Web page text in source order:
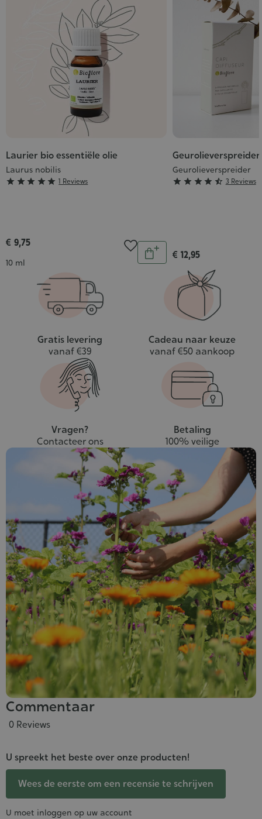
Laurier bio essentiële olie
Laurus nobilis
Grade
     1 Reviews
€ 9,75
Inhoud
10 ml
Aantal
In
winkelwagen
Geurolieverspreider
Geurolieverspreider
Grade
     3 Reviews
€ 12,95
Gratis levering
vanaf €39
Cadeau naar keuze
vanaf €50 aankoop
Vragen?
Contacteer ons
Betaling
100% veilige
Commentaar
0 Reviews
U spreekt het beste over onze producten!
Wees de eerste om een recensie te schrijven
U moet inloggen op uw account